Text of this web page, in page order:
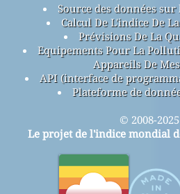
Source des données
Calcul De L'indice De
Prévisions De La
Equipements Pour La
Appareils De
API (interface de
Plateforme de
© 2008-2025
Le projet de l'indice mondial